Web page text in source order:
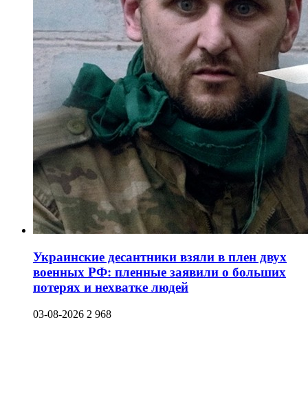
Украинские десантники взяли в плен двух
военных РФ: пленные заявили о больших
потерях и нехватке людей
03-08-2026 2 968